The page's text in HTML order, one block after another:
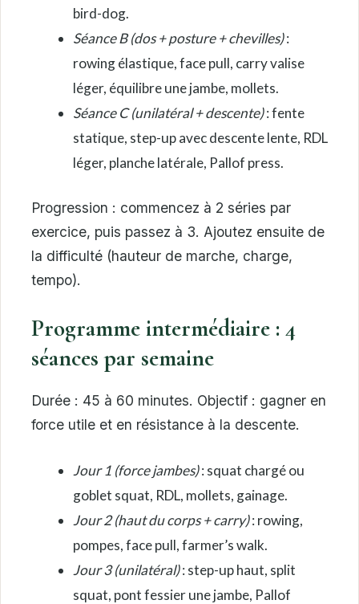
bird-dog.
Séance B (dos + posture + chevilles):
rowing élastique, face pull, carry valise
léger, équilibre une jambe, mollets.
Séance C (unilatéral + descente): fente
statique, step-up avec descente lente, RDL
léger, planche latérale, Pallof press.
Progression : commencez à 2 séries par
exercice, puis passez à 3. Ajoutez ensuite de
la difficulté (hauteur de marche, charge,
tempo).
Programme intermédiaire : 4
séances par semaine
Durée : 45 à 60 minutes. Objectif : gagner en
force utile et en résistance à la descente.
Jour 1 (force jambes): squat chargé ou
goblet squat, RDL, mollets, gainage.
Jour 2 (haut du corps + carry): rowing,
pompes, face pull, farmer’s walk.
Jour 3 (unilatéral): step-up haut, split
squat, pont fessier une jambe, Pallof